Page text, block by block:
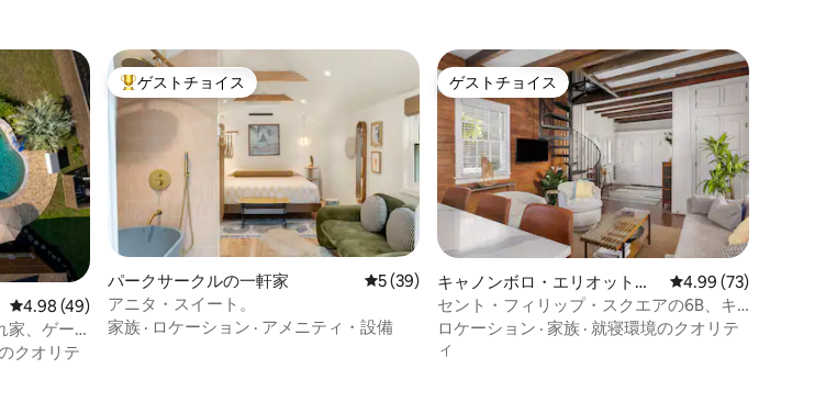
レビュー49件、5つ星中4.98つ星の平均評価
4.98 (49)
家、ゲー
空港の近
クオリテ
大好評のゲストチョイスです。
ゲストチョイス
パークサークルの一軒家 レビュー39件、5つ星中5つ星の平均評価
5 (39)
アニタ・スイート。
家族 · ロケーション · アメニティ・設備
ゲストチョイス
ゲストチョイス
キャノンボロ・エリオットボ
ロの一軒家
レビュー73件、5つ星
4.99 (73)
セント・フィリップ・スクエアの6B、キ
ングストリートまで1ブロック
ロケーション · 家族 · 就寝環境のクオリテ
ィ